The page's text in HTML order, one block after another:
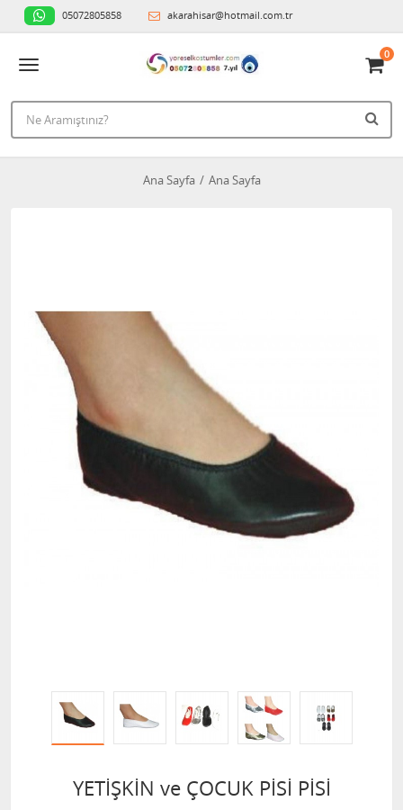
05072805858 akarahisar@hotmail.com.tr
0
Ana Sayfa Ana Sayfa
YETİŞKİN ve ÇOCUK PİSİ PİSİ